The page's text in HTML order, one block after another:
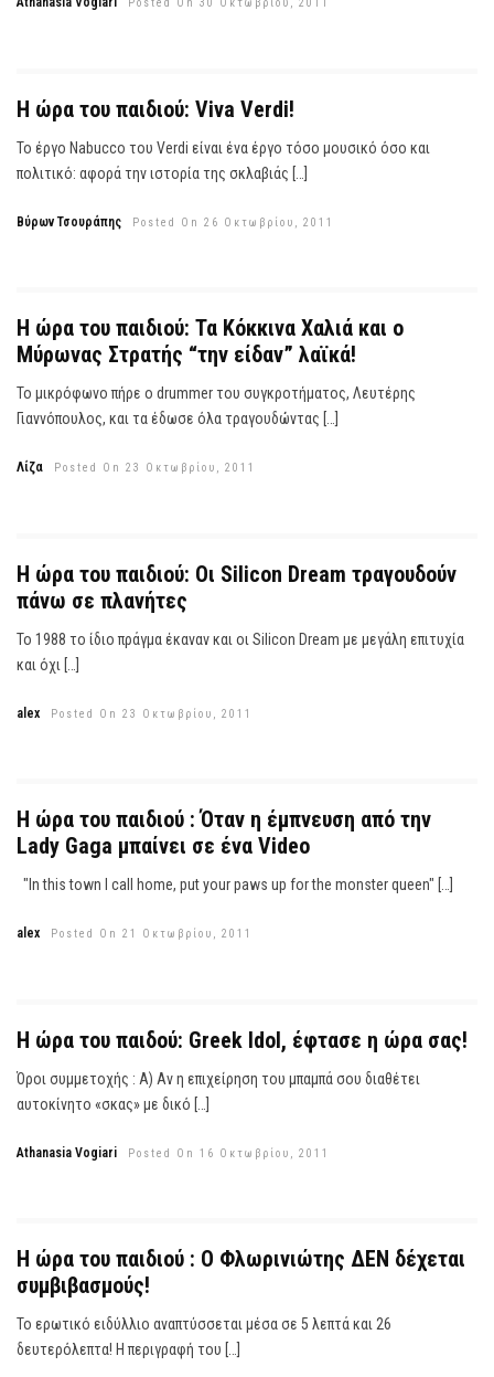
Posted On 30 Οκτωβρίου, 2011
Η ώρα του παιδιού: Viva Verdi!
Το έργο Nabucco του Verdi είναι ένα έργο τόσο μουσικό όσο και
πολιτικό: αφορά την ιστορία της σκλαβιάς […]
Βύρων Τσουράπης Posted On 26 Οκτωβρίου, 2011
Η ώρα του παιδιού: Τα Κόκκινα Χαλιά και ο
Μύρωνας Στρατής “την είδαν” λαϊκά!
Το μικρόφωνο πήρε ο drummer του συγκροτήματος, Λευτέρης
Γιαννόπουλος, και τα έδωσε όλα τραγουδώντας […]
Λίζα Posted On 23 Οκτωβρίου, 2011
Η ώρα του παιδιού: Οι Silicon Dream τραγουδούν
πάνω σε πλανήτες
Το 1988 το ίδιο πράγμα έκαναν και οι Silicon Dream με μεγάλη επιτυχία
και όχι […]
alex Posted On 23 Οκτωβρίου, 2011
H ώρα του παιδιού : Όταν η έμπνευση από την
Lady Gaga μπαίνει σε ένα Video
"Ιn this town Ι call home, put your paws up for the monster queen" […]
alex Posted On 21 Οκτωβρίου, 2011
Η ώρα του παιδού: Greek Idol, έφτασε η ώρα σας!
Όροι συμμετοχής : Α) Αν η επιχείρηση του μπαμπά σου διαθέτει
αυτοκίνητο «σκας» με δικό […]
Athanasia Vogiari Posted On 16 Οκτωβρίου, 2011
H ώρα του παιδιού : O Φλωρινιώτης ΔΕΝ δέχεται
συμβιβασμούς!
Το ερωτικό ειδύλλιο αναπτύσσεται μέσα σε 5 λεπτά και 26
δευτερόλεπτα! Η περιγραφή του […]